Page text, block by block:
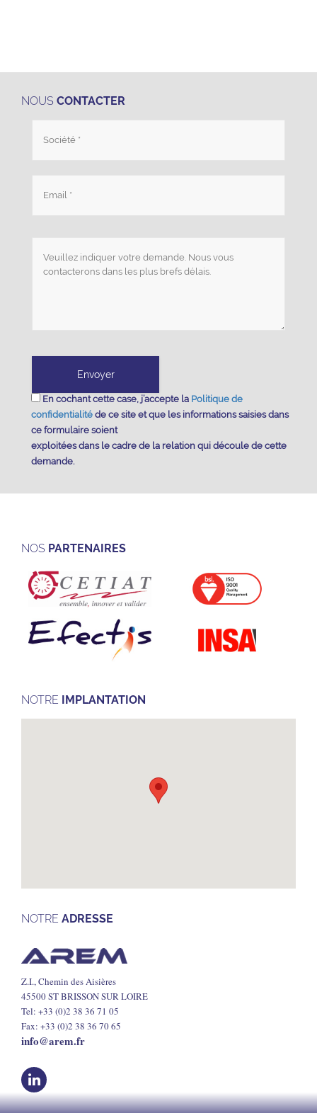
NOUS CONTACTER
En cochant cette case, j’accepte la Politique de
confidentialité de ce site et que les informations saisies dans
ce formulaire soient
exploitées dans le cadre de la relation qui découle de cette
demande.
NOS PARTENAIRES
NOTRE IMPLANTATION
NOTRE ADRESSE
Z.I., Chemin des Aisières
45500 ST BRISSON SUR LOIRE
Tel: +33 (0)2 38 36 71 05
Fax: +33 (0)2 38 36 70 65
info@arem.fr